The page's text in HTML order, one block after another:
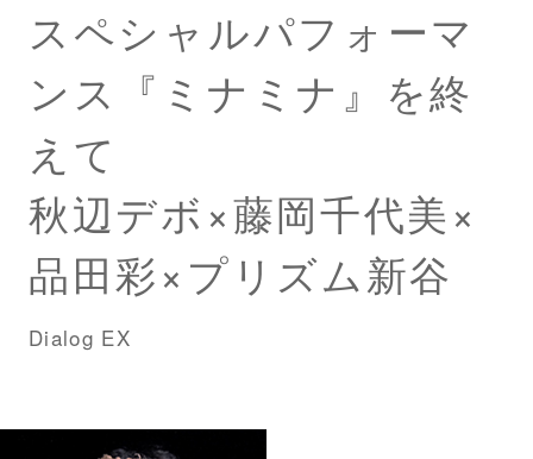
スペシャルパフォーマ
ンス『ミナミナ』を終
えて
秋辺デボ×藤岡千代美×
品田彩×プリズム新谷
Dialog EX